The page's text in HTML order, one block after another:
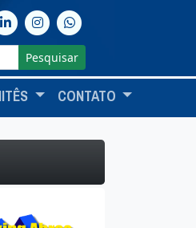
Pesquisar
CONTATO